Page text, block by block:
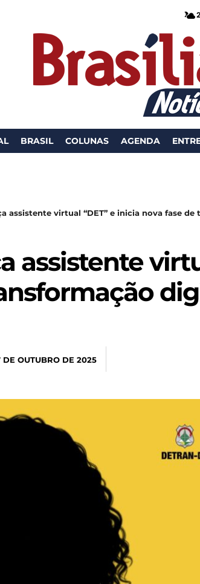
BRASIL COLUNAS AGENDA
assistente virtual “DET” e inicia nova fase
assistente
DE OUTUBRO DE 2025